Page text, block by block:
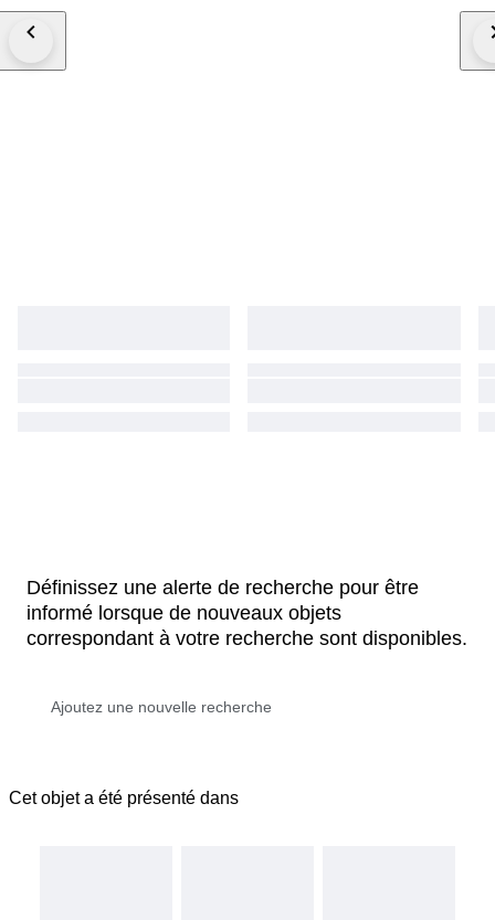
Définissez une alerte de recherche pour être
informé lorsque de nouveaux objets
correspondant à votre recherche sont disponibles.
Cet objet a été présenté dans